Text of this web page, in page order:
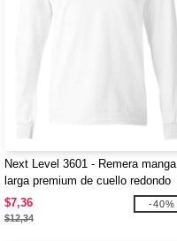
Next Level 3601 - Remera manga
larga premium de cuello redondo
$7,36
$12,34
-40%